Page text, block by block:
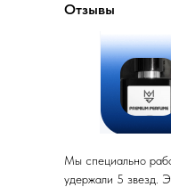
Отзывы
Мы специально
удержали 5 звезд.